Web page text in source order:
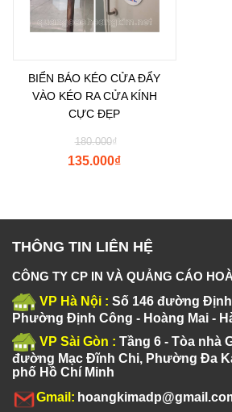
BIỂN BÁO KÉO CỬA ĐẨY
VÀO KÉO RA CỬA KÍNH
CỰC ĐẸP
₫
180.000
₫
135.000
THÔNG TIN LIÊN HỆ
CÔNG TY CP IN VÀ QUẢNG CÁO
VP Hà Nội : Số 146 đường
Phường Định Công - Hoàng Mai -
VP Sài Gòn : Tầng 6 - Tòa nhà
đường Mạc Đĩnh Chi, Phường Đa
phố Hồ Chí Minh
Gmail: